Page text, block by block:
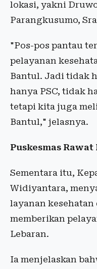
lokasi, yakni
Parangkusumo,
"Pos-pos pantau
pelayanan
Bantul. Jadi tidak
hanya PSC, tidak
tetapi kita juga
Bantul," jelasnya.
Puskesmas
Sementara itu,
Widiyantara,
layanan
memberikan
Lebaran.
Ia menjelaskan